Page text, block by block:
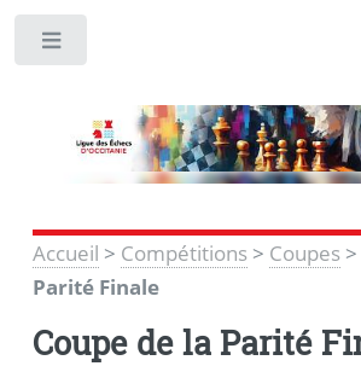
Accueil > Compétitions> Coupes>
Parité Finale
Coupe de la Parité